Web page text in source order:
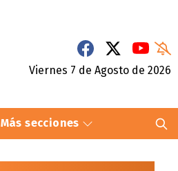
Viernes 7 de Agosto de 2026
Más secciones